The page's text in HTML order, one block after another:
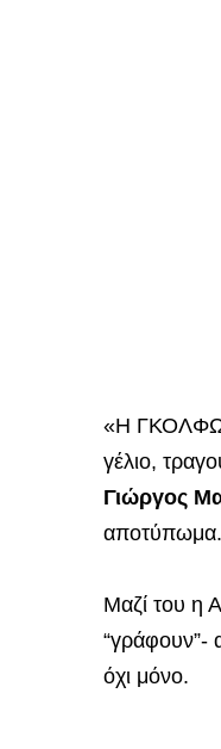
«Η ΓΚΟΛΦΩ
γέλιο,
Γιώργος
αποτύπωμα.
Μαζί του η
“γράφουν”-
όχι μόνο.